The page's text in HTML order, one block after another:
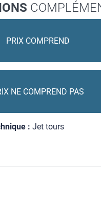
PRIX COMPREND
NE COMPREND PAS
: Jet tours